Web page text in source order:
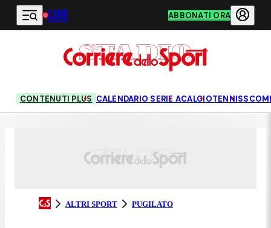
Vai al contenuto principale
LIVE ABBONATI ORA
CONTENUTI PLUS CALENDARIO SERIE ACALCIOTENNIS
ALTRI SPORT PUGILATO